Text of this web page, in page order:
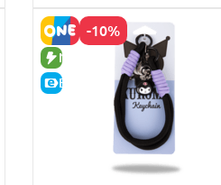
-10%
NAUJA PREKĖ
E-KAINA